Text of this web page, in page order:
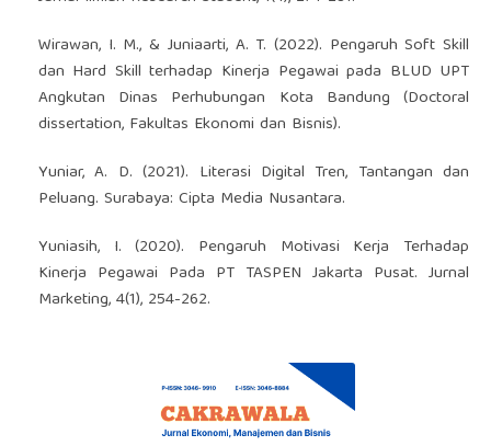
Wirawan, I. M., & Juniaarti, A. T. (2022). Pengaruh Soft Skill
dan Hard Skill terhadap Kinerja Pegawai pada BLUD UPT
Angkutan Dinas Perhubungan Kota Bandung (Doctoral
dissertation, Fakultas Ekonomi dan Bisnis).
Yuniar, A. D. (2021). Literasi Digital Tren, Tantangan dan
Peluang. Surabaya: Cipta Media Nusantara.
Yuniasih, I. (2020). Pengaruh Motivasi Kerja Terhadap
Kinerja Pegawai Pada PT TASPEN Jakarta Pusat. Jurnal
Marketing, 4(1), 254-262.